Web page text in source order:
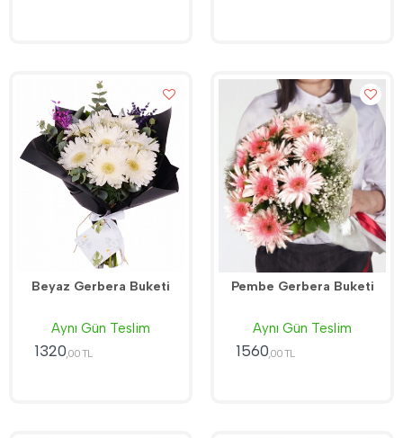
Beyaz Gerbera Buketi
Aynı Gün Teslim
1320 ,00 TL
Pembe Gerbera Buketi
Aynı Gün Teslim
1560,00 TL